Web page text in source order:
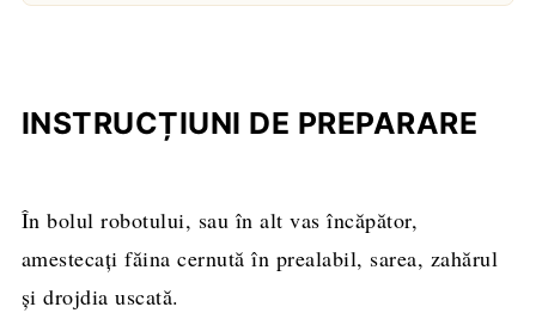
INSTRUCȚIUNI DE PREPARARE
În bolul robotului, sau în alt vas încăpător,
amestecați făina cernută în prealabil, sarea, zahărul
și drojdia uscată.